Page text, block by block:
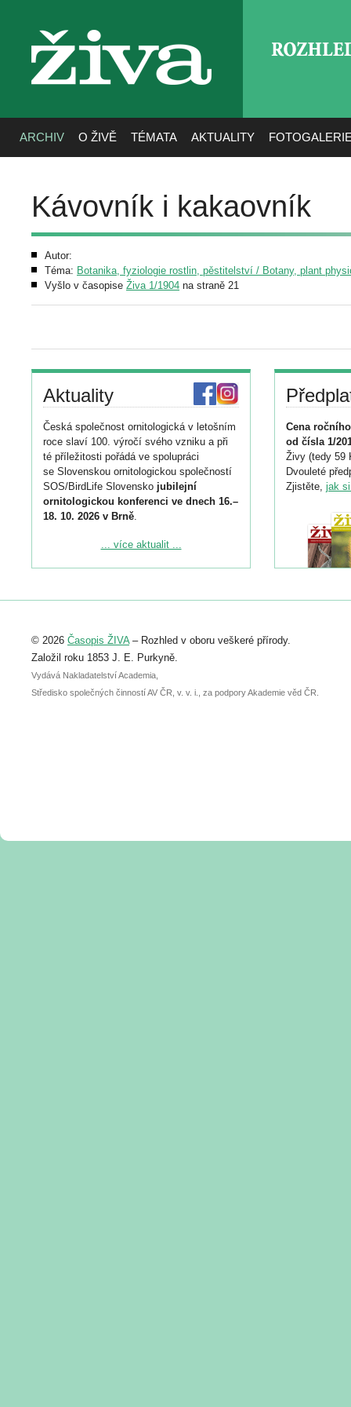
živa
ARCHIV O ŽIVĚ TÉMATA AKTUALITY
Kávovník i kakaovník
Autor:
Téma: Botanika, fyziologie rostlin, pěstitelství / Botany, plant
Vyšlo v časopise Živa 1/1904 na straně 21
Aktuality
Česká společnost ornitologická v letošním
roce slaví 100. výročí svého vzniku a při
té příležitosti pořádá ve spolupráci
se Slovenskou ornitologickou společností
SOS/BirdLife Slovensko jubilejní
ornitologickou konferenci ve dnech 16.–
18. 10. 2026 v Brně.
Podrobnější informace ke konferenci
Registrovat se můžete do 6. září.
abstraktu přihlášené přednášky nebo
posteru je už 30. června.
... více aktualit ...
Cena
od čísla 1/
Živy (tedy 59
Dvouleté
Zjistěte, jak
© 2026 Časopis ŽIVA– Rozhled v oboru veškeré přírody.
Založil roku 1853 J. E. Purkyně.
Vydává Nakladatelství Academia,
Středisko společných činností AV ČR, v. v. i., za podpory Akademie věd ČR.